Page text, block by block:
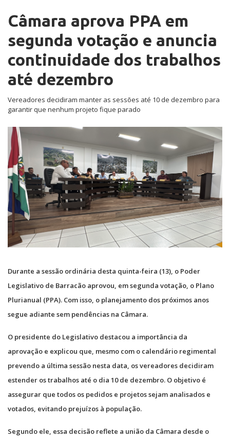
Câmara aprova PPA em
segunda votação e anuncia
continuidade dos trabalhos
até dezembro
Vereadores decidiram manter as sessões até 10 de dezembro para
garantir que nenhum projeto fique parado
Durante a sessão ordinária desta quinta-feira (13), o Poder
Legislativo de Barracão aprovou, em segunda votação, o Plano
Plurianual (PPA). Com isso, o planejamento dos próximos anos
segue adiante sem pendências na Câmara.
O presidente do Legislativo destacou a importância da
aprovação e explicou que, mesmo com o calendário regimental
prevendo a última sessão nesta data, os vereadores decidiram
estender os trabalhos até o dia 10 de dezembro. O objetivo é
assegurar que todos os pedidos e projetos sejam analisados e
votados, evitando prejuízos à população.
Segundo ele, essa decisão reflete a união da Câmara desde o